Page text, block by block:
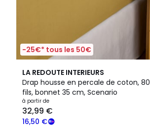
-25€* tous les 50€
LA REDOUTE INTERIEURS
Drap housse en percale de coton, 80
fils, bonnet 35 cm, Scenario
à partir de
16,50 €
32,99 €
4,5
/ 5
3
Couleurs